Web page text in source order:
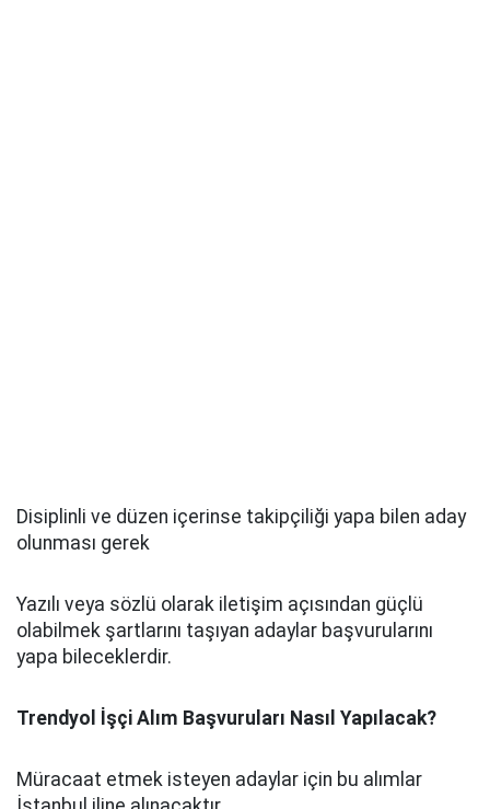
Disiplinli ve düzen içerinse takipçiliği yapa bilen aday
olunması gerek
Yazılı veya sözlü olarak iletişim açısından güçlü
olabilmek şartlarını taşıyan adaylar başvurularını
yapa bileceklerdir.
Trendyol İşçi Alım Başvuruları Nasıl Yapılacak?
Müracaat etmek isteyen adaylar için bu alımlar